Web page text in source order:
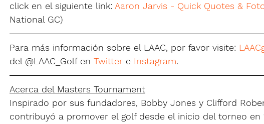
click en el siguiente link: Aaron Jarvis - Quick Quotes &
National GC)
Para más información sobre el LAAC, por favor visite:
del @LAAC_Golf en Twitter e Instagram.
Acerca del Masters Tournament
Inspirado por sus fundadores, Bobby Jones y Clifford
contribuyó a promover el golf desde el inicio del torneo en